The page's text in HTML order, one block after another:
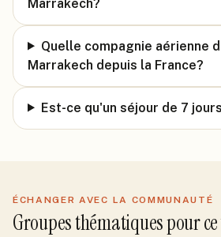
Marrakech?
Quelle compagnie aérienne
Marrakech depuis la France?
Est-ce qu'un séjour de 7
ÉCHANGER AVEC LA COMMUNAUTÉ
Groupes thématiques pour